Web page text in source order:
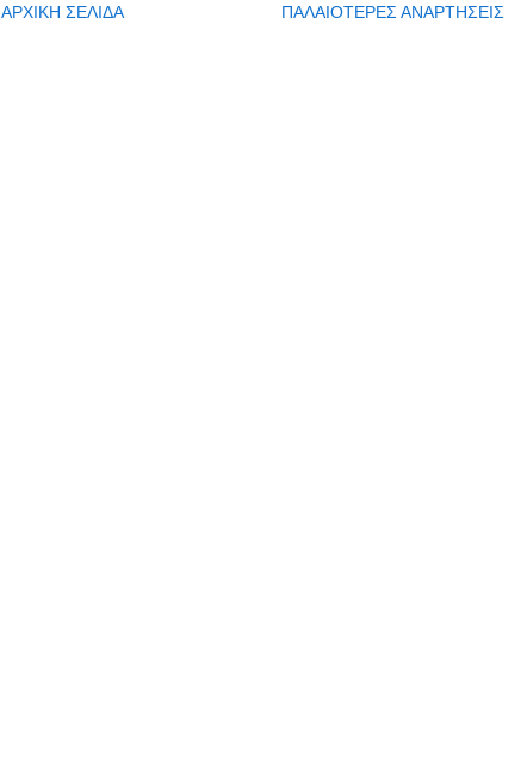
ΠΑΛΑΙΟΤΕΡΕΣ ΑΝΑΡΤΗΣΕΙΣ
ΑΡΧΙΚΗ ΣΕΛΙΔΑ